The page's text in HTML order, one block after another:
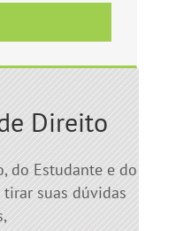
Direito
do Estudante e do
suas dúvidas